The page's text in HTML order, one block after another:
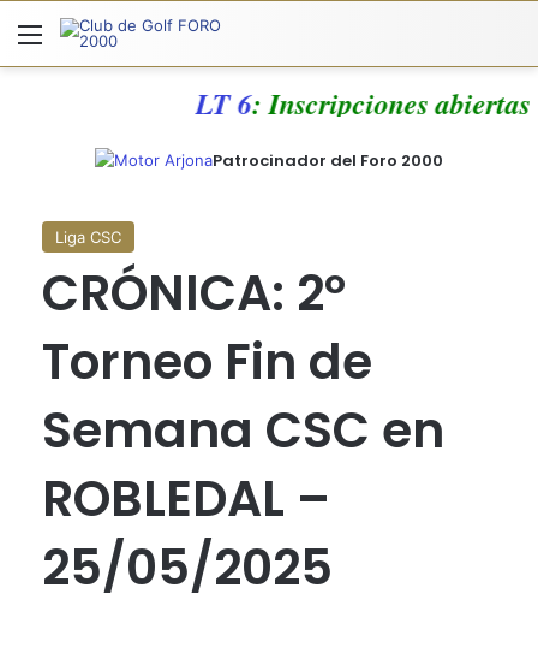
Menú
LT 6: Inscripciones abiertas
Patrocinador del Foro 2000
Liga CSC
CRÓNICA: 2º
Torneo Fin de
Semana CSC en
ROBLEDAL –
25/05/2025